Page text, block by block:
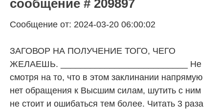
сообщение # 209897
Сообщение от: 2024-03-20 06:00:02
ЗАГОВОР НА ПОЛУЧЕНИЕ ТОГО, ЧЕГО
ЖЕЛАЕШЬ. __________________________ Не
смотря на то, что в этом заклинании напрямую
нет обращения к Высшим силам, шутить с ним
не стоит и ошибаться тем более. Читать 3 раза